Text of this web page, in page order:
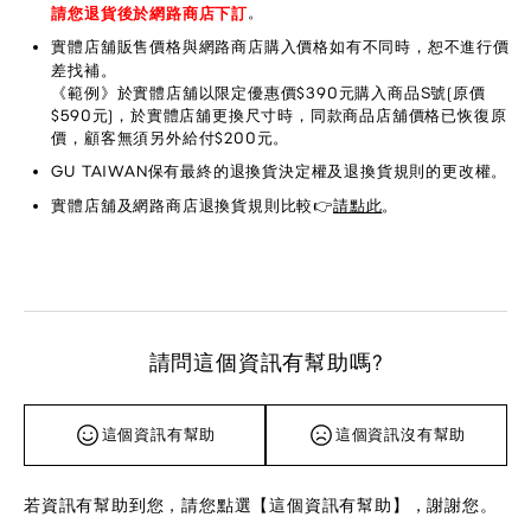
請您退貨後於網路商店下訂。
實體店舖販售價格與網路商店購入價格如有不同時，恕不進行價
差找補。
《範例》於實體店舖以限定優惠價$390元購入商品S號(原價
$590元)，於實體店舖更換尺寸時，同款商品店舖價格已恢復原
價，顧客無須另外給付$200元。
GU TAIWAN保有最終的退換貨決定權及退換貨規則的更改權。
實體店舖及網路商店退換貨規則比較👉請點此。
請問這個資訊有幫助嗎?
這個資訊有幫助 這個資訊沒有幫助
若資訊有幫助到您，請您點選【這個資訊有幫助】，謝謝您。